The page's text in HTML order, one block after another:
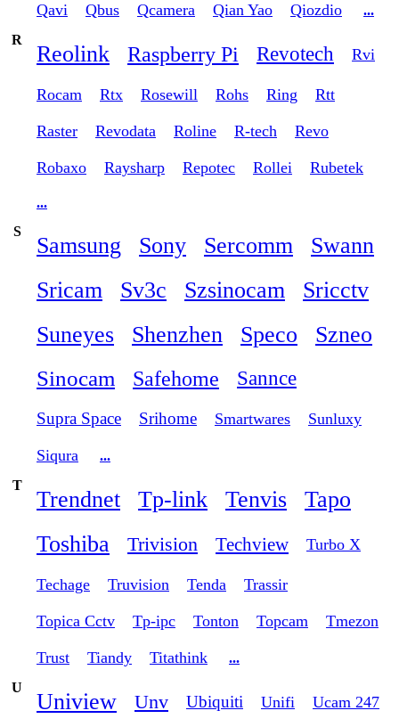
Qavi Qbus Qcamera Qian Yao Qiozdio
...
R
Reolink Raspberry Pi Revotech Rvi
Rocam Rtx Rosewill Rohs Ring Rtt
Raster Revodata Roline R-tech Revo
Robaxo Raysharp Repotec Rollei Rubetek
...
S
Samsung Sony Sercomm
Swann
Sricam
Sv3c Szsinocam
Sricctv
Suneyes
Shenzhen Speco Szneo
Sinocam Safehome Sannce
Supra Space Srihome Smartwares Sunluxy
Siqura
...
T
Trendnet Tp-link Tenvis
Tapo
Toshiba
Trivision Techview Turbo X
Techage Truvision Tenda Trassir
Topica Cctv Tp-ipc Tonton Topcam Tmezon
Trust Tiandy Titathink
...
U
Uniview Unv Ubiquiti Unifi Ucam 247